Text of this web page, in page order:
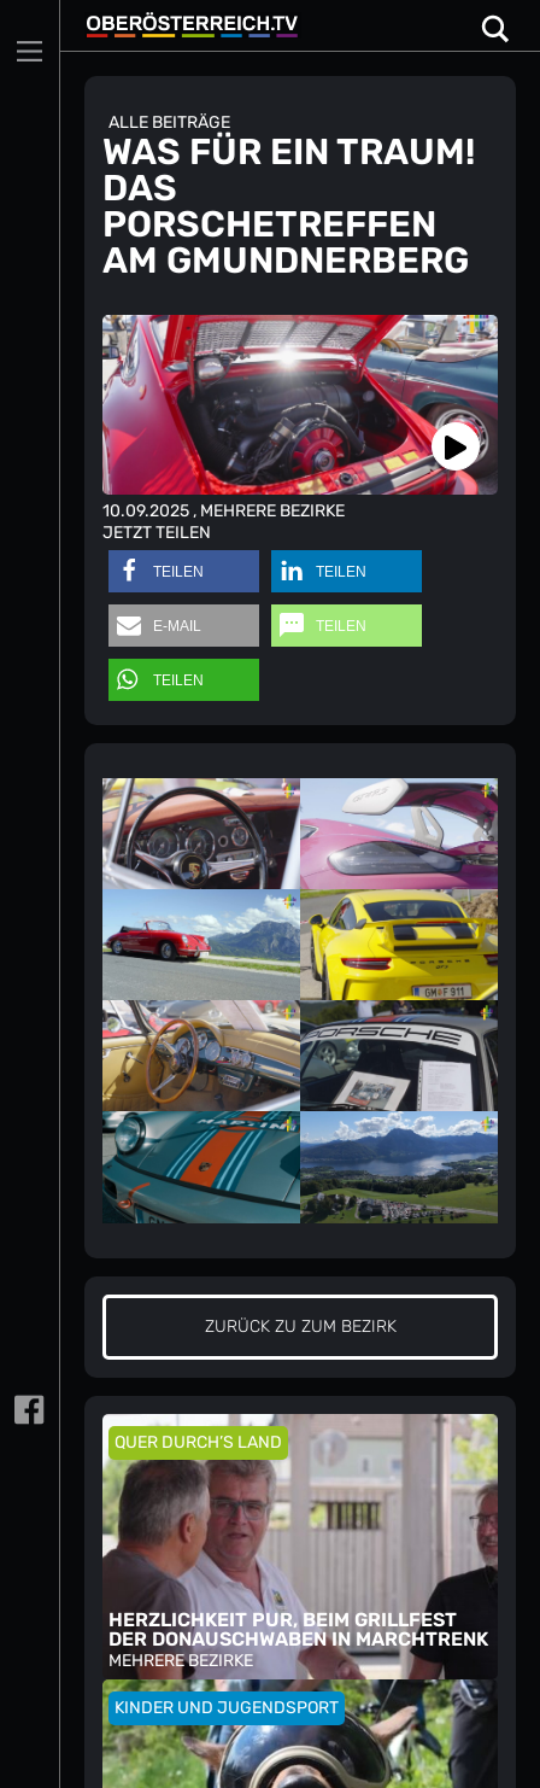
content
ALLE BEITRÄGE
WAS FÜR EIN TRAUM!
DAS
PORSCHETREFFEN
AM GMUNDNERBERG
10.09.2025 , MEHRERE BEZIRKE
JETZT TEILEN
TEILEN TEILEN
E-MAIL TEILEN
TEILEN
ZURÜCK ZU ZUM BEZIRK
QUER DURCH’S LAND
HERZLICHKEIT PUR, BEIM GRILLFEST
DER DONAUSCHWABEN IN MARCHTRENK
MEHRERE BEZIRKE
KINDER UND JUGENDSPORT